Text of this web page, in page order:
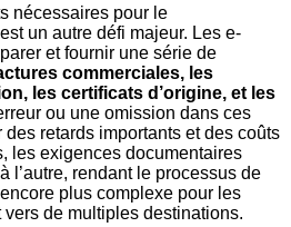
nécessaires pour le
un autre défi majeur. Les e-
et fournir une série de
commerciales, les
les certificats d’origine, et les
ou une omission dans ces
retards importants et des coûts
les exigences documentaires
l’autre, rendant le processus de
plus complexe pour les
de multiples destinations.